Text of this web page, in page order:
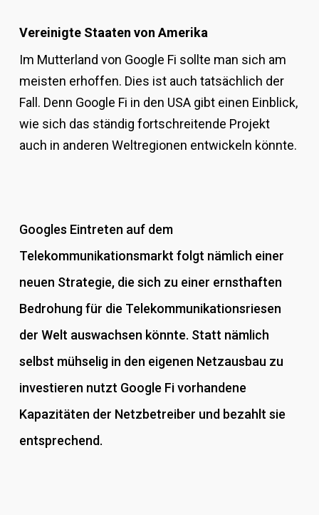
Vereinigte Staaten von Amerika
Im Mutterland von Google Fi sollte man sich am
meisten erhoffen. Dies ist auch tatsächlich der
Fall. Denn Google Fi in den USA gibt einen Einblick,
wie sich das ständig fortschreitende Projekt
auch in anderen Weltregionen entwickeln könnte.
Googles Eintreten auf dem
Telekommunikationsmarkt folgt nämlich einer
neuen Strategie, die sich zu einer ernsthaften
Bedrohung für die Telekommunikationsriesen
der Welt auswachsen könnte. Statt nämlich
selbst mühselig in den eigenen Netzausbau zu
investieren nutzt Google Fi vorhandene
Kapazitäten der Netzbetreiber und bezahlt sie
entsprechend.